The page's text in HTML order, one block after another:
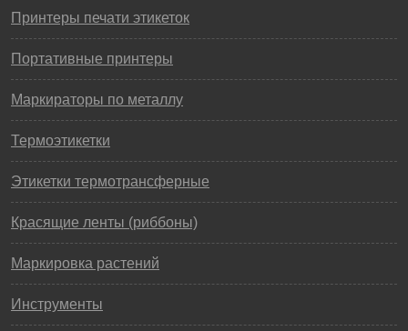
Принтеры печати этикеток
Портативные принтеры
Маркираторы по металлу
Термоэтикетки
Этикетки термотрансферные
Красящие ленты (риббоны)
Маркировка растений
Инструменты